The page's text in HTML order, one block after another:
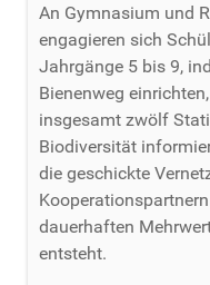
An Gymnasium und
engagieren sich
Jahrgänge 5 bis 9,
Bienenweg
insgesamt zwölf
Biodiversität
die geschickte
dauerhaften
entsteht.